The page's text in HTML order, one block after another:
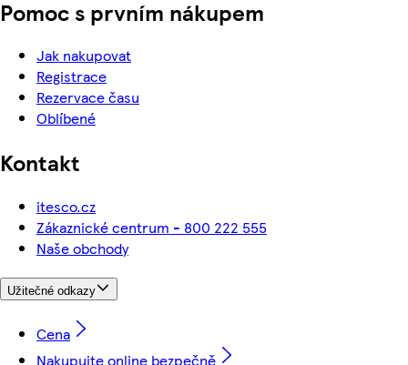
Pomoc s prvním nákupem
Jak nakupovat
Registrace
Rezervace času
Oblíbené
Kontakt
itesco.cz
Zákaznické centrum - 800 222 555
Naše obchody
Užitečné odkazy
Cena
Nakupujte online bezpečně